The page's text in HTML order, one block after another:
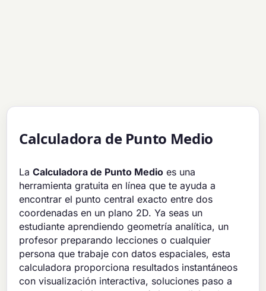
Calculadora de Punto Medio
LaCalculadora de Punto Medio es una
herramienta gratuita en línea que te ayuda a
encontrar el punto central exacto entre dos
coordenadas en un plano 2D. Ya seas un
estudiante aprendiendo geometría analítica, un
profesor preparando lecciones o cualquier
persona que trabaje con datos espaciales, esta
calculadora proporciona resultados instantáneos
con visualización interactiva, soluciones paso a